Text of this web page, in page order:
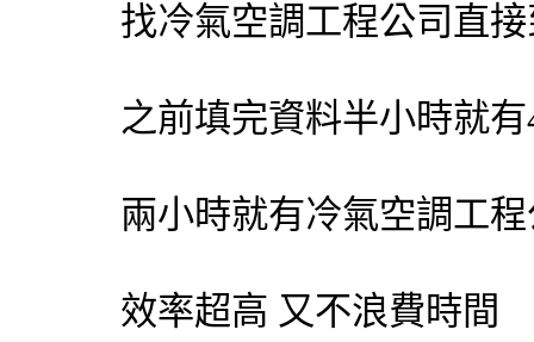
找冷氣空調工程公司直
之前填完資料半小時就
兩小時就有冷氣空調工
效率超高 又不浪費時間